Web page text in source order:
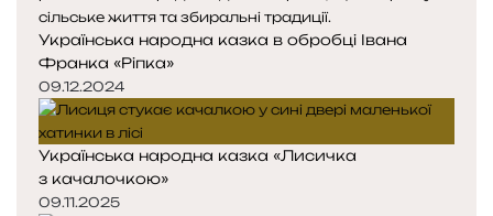
Українська народна казка в обробці Івана
Франка «Ріпка»
09.12.2024
Українська народна казка «Лисичка
з качалочкою»
09.11.2025